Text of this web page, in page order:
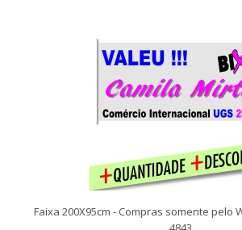
Faixa 250x65 cm - Compras somente pelo
4843
Faixa 200X95cm - Compras somente pelo